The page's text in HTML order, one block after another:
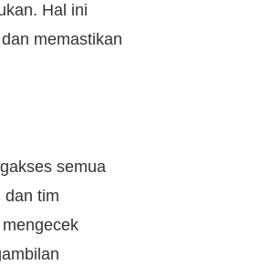
Hal ini
memastikan
semua
dan tim